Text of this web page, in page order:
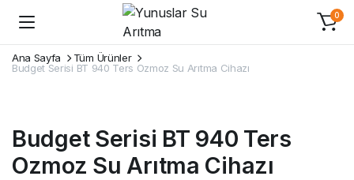
0
Ana Sayfa
Tüm Ürünler
Budget Serisi BT 940 Ters Ozmoz Su Arıtma Cihazı
Budget Serisi BT 940 Ters
Ozmoz Su Arıtma Cihazı